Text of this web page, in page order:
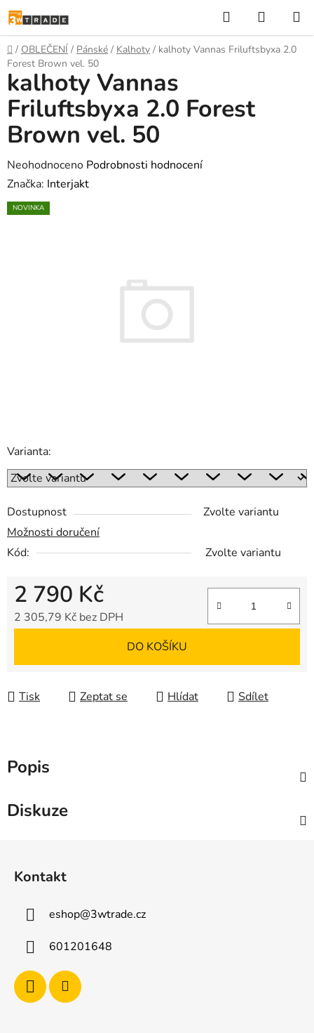
Přejít
na
obsah
Hledat
KOŠÍK
Domů
/ OBLEČENÍ / Pánské / Kalhoty / kalhoty Vannas Friluftsbyxa 2.0
Forest Brown vel. 50
Varianta:
Dostupnost
Zvolte variantu
Možnosti doručení
Kód:
Zvolte variantu
2 790 Kč
2 305,79 Kč bez DPH
DO KOŠÍKU
Tisk Zeptat se Hlídat Sdílet
kalhoty Vannas
Friluftsbyxa 2.0 Forest
Brown vel. 50
Průměrné
hodnocení
produktu
Neohodnoceno Podrobnosti hodnocení
Značka: Interjakt
NOVINKA
Popis
Diskuze
Kontakt
eshop@3wtrade.cz
601201648